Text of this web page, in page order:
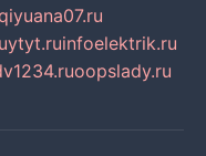
ytyt.ruinfoelektrik.ru
oopslady.ru